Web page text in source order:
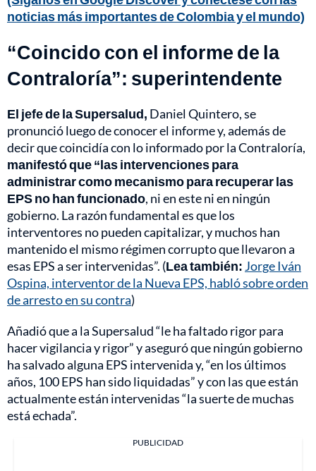
noticias más importantes de Colombia y el mundo)
“Coincido con el informe de la
Contraloría”: superintendente
El jefe de la Supersalud, Daniel Quintero, se
pronunció luego de conocer el informe y, además de
decir que coincidía con lo informado por la Contraloría,
manifestó que “las intervenciones para
administrar como mecanismo para recuperar las
EPS no han funcionado, ni en este ni en ningún
gobierno. La razón fundamental es que los
interventores no pueden capitalizar, y muchos han
mantenido el mismo régimen corrupto que llevaron a
esas EPS a ser intervenidas”. (Lea también: Jorge Iván
Ospina, interventor de la Nueva EPS, habló sobre orden
de arresto en su contra)
Añadió que a la Supersalud “le ha faltado rigor para
hacer vigilancia y rigor” y aseguró que ningún gobierno
ha salvado alguna EPS intervenida y, “en los últimos
años, 100 EPS han sido liquidadas” y con las que están
actualmente están intervenidas “la suerte de muchas
está echada”.
PUBLICIDAD